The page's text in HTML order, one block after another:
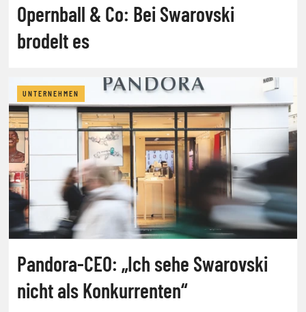
Opernball & Co: Bei Swarovski
brodelt es
UNTERNEHMEN
Pandora-CEO: „Ich sehe Swarovski
nicht als Konkurrenten“